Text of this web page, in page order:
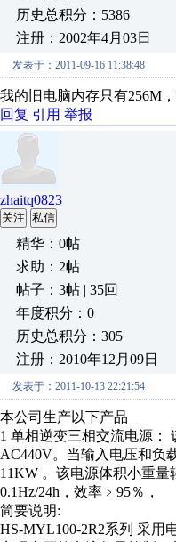
历史总积分：5386
注册：2002年4月03日
发表于：2011-09-16 11:38:48
我的旧电脑内存只有256M
回复 引用 举报
zhaitq0823
关注 私信
精华：0帖
求助：2帖
帖子：3帖 | 35回
年度积分：0
历史总积分：305
注册：2010年12月09日
发表于：2011-10-13 22:21:54
本公司生产以下产品
1 单相逆变三相交流电源：
AC440V。当输入电压和负
11KW 。该电源体积小重量
0.1Hz/24h，效率﹥95％，
简要说明:
HS-MYL100-2R2系列 采用